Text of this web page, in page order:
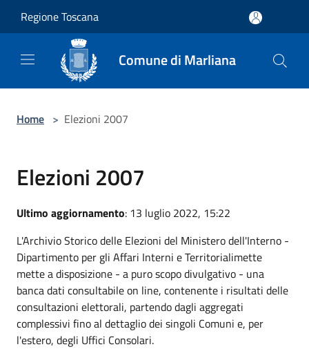
Regione Toscana
Comune di Marliana
Home > Elezioni 2007
Elezioni 2007
Ultimo aggiornamento: 13 luglio 2022, 15:22
L'Archivio Storico delle Elezioni del Ministero dell'Interno -
Dipartimento per gli Affari Interni e Territorialimette
mette a disposizione - a puro scopo divulgativo - una
banca dati consultabile on line, contenente i risultati delle
consultazioni elettorali, partendo dagli aggregati
complessivi fino al dettaglio dei singoli Comuni e, per
l'estero, degli Uffici Consolari.